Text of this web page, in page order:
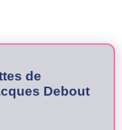
de
Debout